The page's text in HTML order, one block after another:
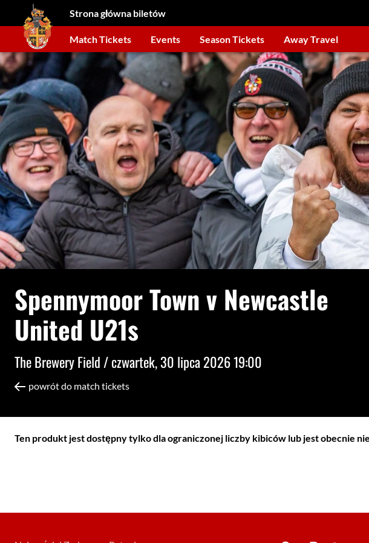
Strona główna biletów
Match Tickets Events Season Tickets Away Travel
Spennymoor Town v Newcastle
United U21s
The Brewery Field /czwartek, 30 lipca 2026 19:00
powrót do match tickets
Ten produkt jest dostępny tylko dla ograniczonej liczby kibiców lub jest obecnie